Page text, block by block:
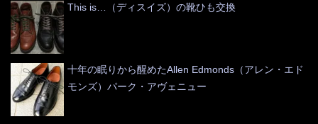
This is…（ディスイズ）の靴ひも交換
十年の眠りから醒めたAllen Edmonds（アレン・エド
モンズ）パーク・アヴェニュー